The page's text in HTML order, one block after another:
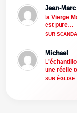
Jean-
la Vierge
est pure…
SUR
Michael
une réelle
SUR ÉGLISE